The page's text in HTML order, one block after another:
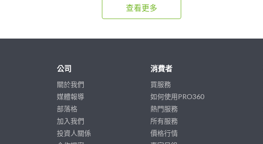
查看更多
公司
關於我們
媒體報導
部落格
加入我們
投資人關係
消費者
買服務
如何使用PRO360
熱門服務
所有服務
價格行情